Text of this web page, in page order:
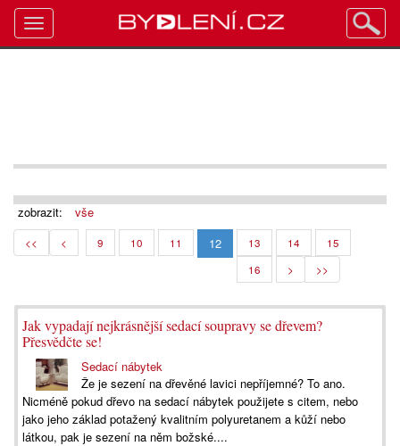
zobrazit: vše
<< < 9 10 11 12 13 14
15
16
> >>
Jak vypadají nejkrásnější sedací soupravy se dřevem?
Přesvědčte se!
Sedací nábytek
Že je sezení na dřevěné lavici nepříjemné? To ano.
Nicméně pokud dřevo na sedací nábytek použijete s citem, nebo
jako jeho základ potažený kvalitním polyuretanem a kůží nebo
látkou, pak je sezení na něm božské....
Toggle
navigation